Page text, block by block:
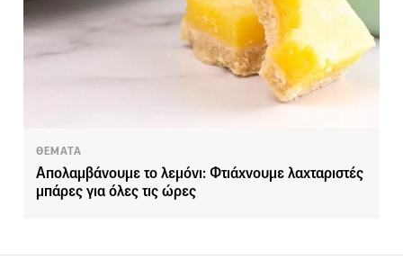
ΘΕΜΑΤΑ
Απολαμβάνουμε το λεμόνι: Φτιάχνουμε λαχταριστές
μπάρες για όλες τις ώρες